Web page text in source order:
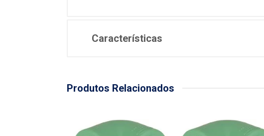
Características
Produtos Relacionados